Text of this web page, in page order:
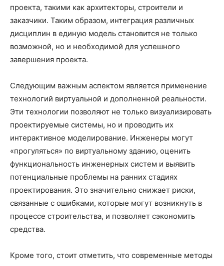
проекта, такими как архитекторы, строители и
заказчики. Таким образом, интеграция различных
дисциплин в единую модель становится не только
возможной, но и необходимой для успешного
завершения проекта.
Следующим важным аспектом является применение
технологий виртуальной и дополненной реальности.
Эти технологии позволяют не только визуализировать
проектируемые системы, но и проводить их
интерактивное моделирование. Инженеры могут
«прогуляться» по виртуальному зданию, оценить
функциональность инженерных систем и выявить
потенциальные проблемы на ранних стадиях
проектирования. Это значительно снижает риски,
связанные с ошибками, которые могут возникнуть в
процессе строительства, и позволяет сэкономить
средства.
Кроме того, стоит отметить, что современные методы